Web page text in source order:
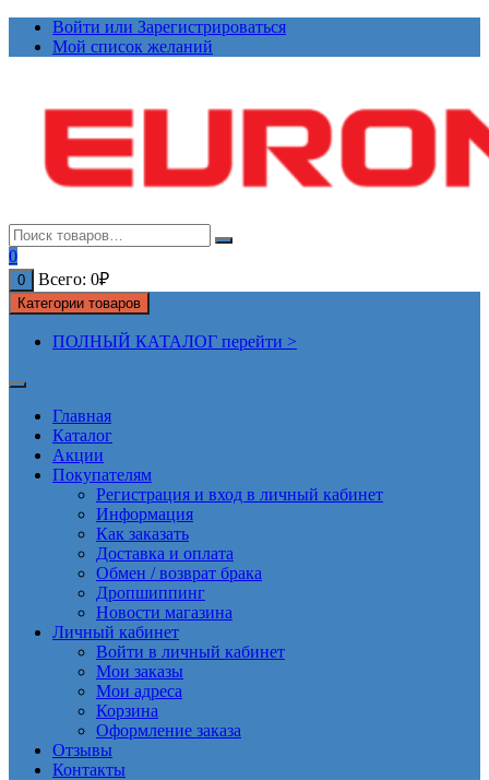
ПерейтиВойти или Зарегистрироваться
Мой список желаний
0
0 Всего: 0₽
Категории товаров
ПОЛНЫЙ КАТАЛОГ перейти >
Главная
Каталог
Акции
Покупателям
Регистрация и вход в личный кабинет
Информация
Как заказать
Доставка и оплата
Обмен / возврат брака
Дропшиппинг
Новости магазина
Личный кабинет
Войти в личный кабинет
Мои заказы
Мои адреса
Корзина
Оформление заказа
Отзывы
Контакты